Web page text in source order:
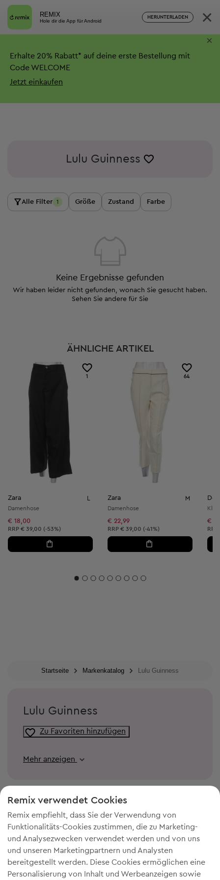
REMIX
Hole dir die App für Android
HERUNTERLADEN ×
Erhalte 20% Rabatt* auf deine erste Bestellung mit
Code WELCOME
Jetzt einkaufen
×
Lulu Guinness
Alle Filter 1 Größe Zustand Farbe
Keine Ergebnisse gefunden
Wir haben leider nicht gefunden, wonach Sie gesucht haben.
Sehen Sie andere für Sie
ÄHNLICHE ARTIKEL
1
Zara L
Damenhose
€ 18,00
Unverbindliche Preisempfehlung:
RRP € 39,00 (-53%)
64
Zara M
Damenhose
€ 22,99
Unverbindliche Preisempfehlung:
RRP € 39,00 (-41%)
€
RRP
Startseite Markenkatalog Lulu Guinness
Lulu Guinness
Zu Favoriten hinzufügen
Mehr anzeigen
DU BRAUCHST MEHR PLATZ IN
Remix verwendet Cookies
Remix empfiehlt, dass Sie der Verwendung von
Funktionalitäts-Cookies zustimmen, die zu Marketing-
und Analysezwecken verwendet werden und von uns
und unseren Marketingpartnern und Analysten
bereitgestellt werden. Diese Cookies ermöglichen eine
Personalisierung von Inhalt und Werbeanzeigen sowie